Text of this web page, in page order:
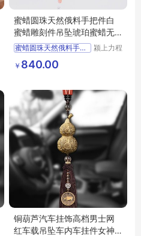
蜜蜡圆珠天然俄料手把件白
蜜蜡雕刻件吊坠琥珀蜜蜡无
优化 玉馨54
蜜蜡圆珠天然俄料手把件白
颍上力程
￥ 840.00
铜葫芦汽车挂饰高档男士网
红车载吊坠车内车挂件女神